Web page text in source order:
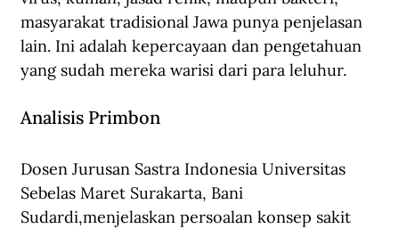
masyarakat tradisional Jawa punya penjelasan
lain. Ini adalah kepercayaan dan pengetahuan
yang sudah mereka warisi dari para leluhur.
Analisis Primbon
Dosen Jurusan Sastra Indonesia Universitas
Sebelas Maret Surakarta, Bani
Sudardi,menjelaskan persoalan konsep sakit